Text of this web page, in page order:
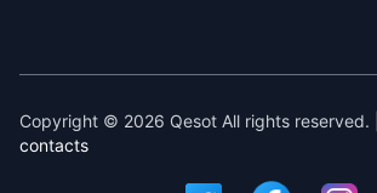
Copyright © 2026 Qesot All rights reserved. |
contacts